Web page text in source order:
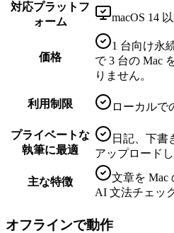
対応プラットフ
ォーム
macOS 14 以
価格
1 台向け永
で 3 台の Mac
りません。
利用制限 ローカルで
プライベートな
執筆に最適
日記、下書
アップロード
主な特徴
文章を Mac
AI 文法チェッ
オフラインで動作